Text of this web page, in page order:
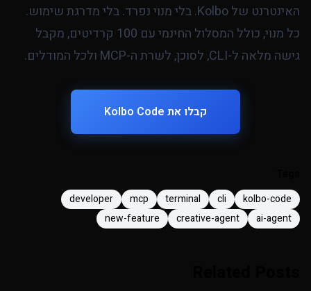
האינטרנט של Kolbo. בלי מנוי נפרד. בלי מדרגת שימוש.
כל מנוי, כולל המסלול החינמי עם 100 קרדיטים, מקבל
גישה מלאה ל-CLI, לסוכן, לשרת ה-MCP ולכל המודלים.
קבלו את Kolbo Code
kolbo-code
cli
terminal
mcp
developer
ai-agent
creative-agent
new-feature